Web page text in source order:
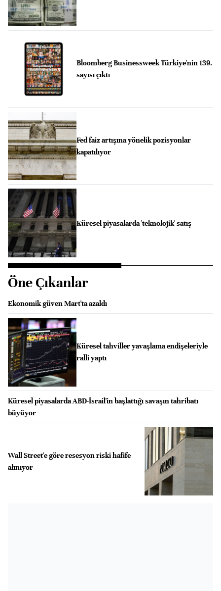
Bloomberg Businessweek Türkiye'nin 139.
sayısı çıktı
Fed faiz artışına yönelik pozisyonlar
kapatılıyor
Küresel piyasalarda 'teknolojik' satış
Öne Çıkanlar
Ekonomik güven Mart'ta azaldı
Küresel tahviller yavaşlama endişeleriyle
ralli yaptı
Küresel piyasalarda ABD-İsrail'in başlattığı savaşın tahribatı
büyüyor
Wall Street'e göre resesyon riski hafife
alınıyor